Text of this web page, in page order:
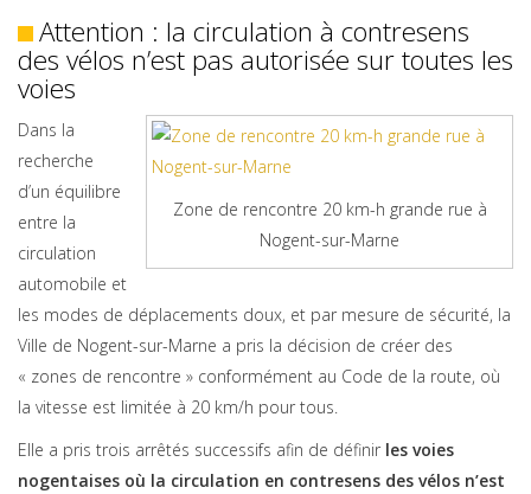
Attention : la circulation à contresens
des vélos n’est pas autorisée sur toutes les
voies
Zone de rencontre 20 km-h grande rue à
Nogent-sur-Marne
Dans la
recherche
d’un équilibre
entre la
circulation
automobile et
les modes de déplacements doux, et par mesure de sécurité, la
Ville de Nogent-sur-Marne a pris la décision de créer des
« zones de rencontre » conformément au Code de la route, où
la vitesse est limitée à 20 km/h pour tous.
Elle a pris trois arrêtés successifs afin de définir les voies
nogentaises où la circulation en contresens des vélos n’est